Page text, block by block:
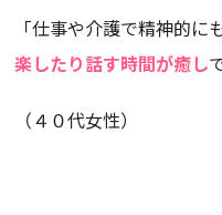
「仕事や介護で精神的に
楽したり話す時間が癒し
（４０代女性）